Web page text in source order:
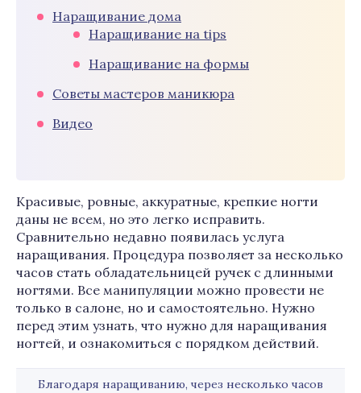
Наращивание дома
Наращивание на tips
Наращивание на формы
Советы мастеров маникюра
Видео
Красивые, ровные, аккуратные, крепкие ногти
даны не всем, но это легко исправить.
Сравнительно недавно появилась услуга
наращивания. Процедура позволяет за несколько
часов стать обладательницей ручек с длинными
ногтями. Все манипуляции можно провести не
только в салоне, но и самостоятельно. Нужно
перед этим узнать, что нужно для наращивания
ногтей, и ознакомиться с порядком действий.
Благодаря наращиванию, через несколько часов